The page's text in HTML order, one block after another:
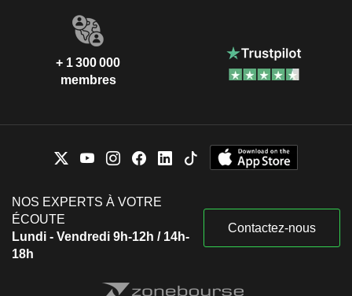
+ 1 300 000
membres
NOS EXPERTS À VOTRE
ÉCOUTE
Lundi - Vendredi 9h-12h / 14h-
18h
Contactez-nous